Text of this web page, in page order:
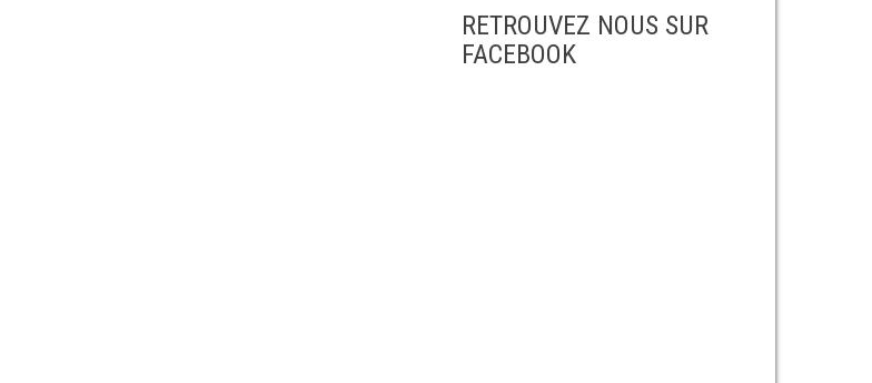
RETROUVEZ NOUS SUR
FACEBOOK